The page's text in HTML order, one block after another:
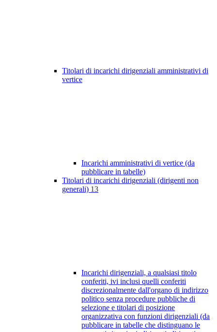
Titolari di incarichi dirigenziali amministrativi di
vertice
Incarichi amministrativi di vertice (da
pubblicare in tabelle)
Titolari di incarichi dirigenziali (dirigenti non
generali) 13
Incarichi dirigenziali, a qualsiasi titolo
conferiti, ivi inclusi quelli conferiti
discrezionalmente dall'organo di indirizzo
politico senza procedure pubbliche di
selezione e titolari di posizione
organizzativa con funzioni dirigenziali (da
pubblicare in tabelle che distinguano le